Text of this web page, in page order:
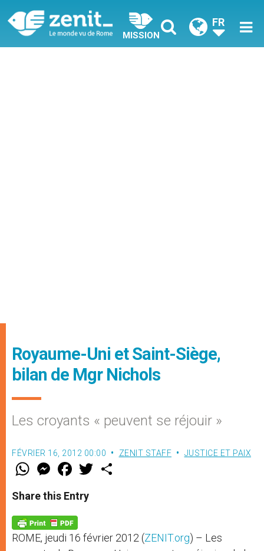
MISSION
FR
Royaume-Uni et Saint-Siège,
bilan de Mgr Nichols
Les croyants « peuvent se réjouir »
FÉVRIER 16, 2012 00:00 ZENIT STAFF JUSTICE ET PAIX
W
t
s
p
p
M
e
s
e
g
e
r
F
a
e
b
o
k
w
Share this Entry
ROME, jeudi 16 février 2012 (ZENIT.org) – Les